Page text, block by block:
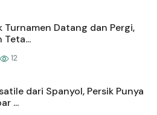
Turnamen Datang dan Pergi,
Teta...
12
dari Spanyol, Persik Punya
...